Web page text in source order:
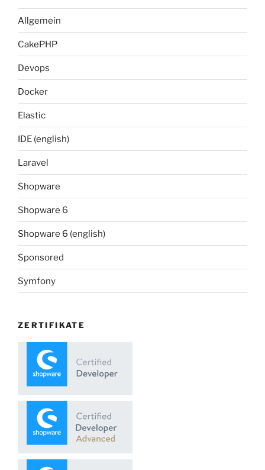
Allgemein
CakePHP
Devops
Docker
Elastic
IDE (english)
Laravel
Shopware
Shopware 6
Shopware 6 (english)
Sponsored
Symfony
ZERTIFIKATE